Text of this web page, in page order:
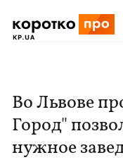
Во Львове
Город"
нужное